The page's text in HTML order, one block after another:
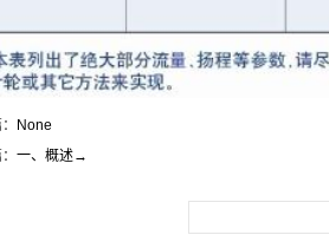
None
一、概述→